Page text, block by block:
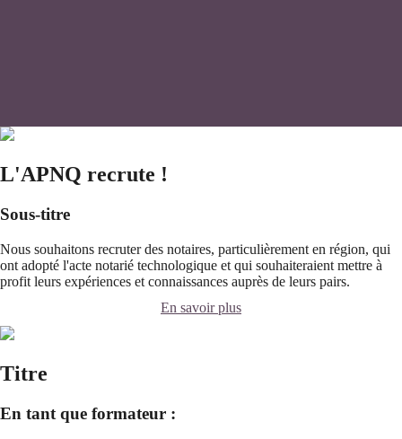
L'APNQ recrute !
Sous-titre
Nous souhaitons recruter des notaires, particulièrement en région, qui
ont adopté l'acte notarié technologique et qui souhaiteraient mettre à
profit leurs expériences et connaissances auprès de leurs pairs.
En savoir plus
Titre
En tant que formateur :